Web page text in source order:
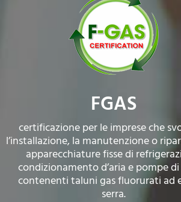
FGAS
certificazione per le imprese che
l’installazione, la manutenzione o
apparecchiature fisse di
condizionamento d’aria e pompe
contenenti taluni gas fluorurati ad
serra.